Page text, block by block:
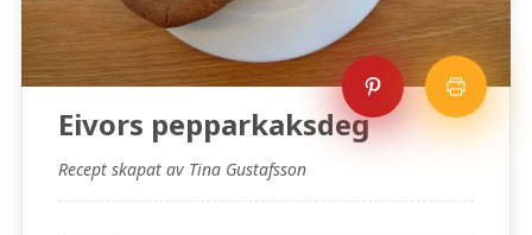
Eivors pepparkaksdeg
Recept skapat av Tina Gustafsson